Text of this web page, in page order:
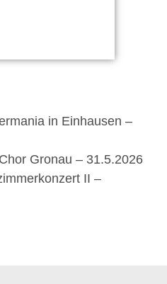
in Einhausen –
Gronau – 31.5.2026
II –